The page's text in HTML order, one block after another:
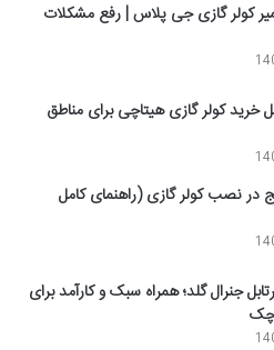
کولر گازی جی پلاس | رفع مشکلات
خرید کولر گازی هیتاچی برای مناطق
در نصب کولر گازی (راهنمای کامل
جنرال گلد؛ همراه سبک و کارآمد برای